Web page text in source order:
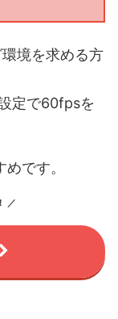
境を求める方
定で60fpsを
です。
／